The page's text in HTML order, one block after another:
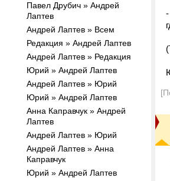
Павел Друбич » Андрей
Лаптев
Андрей Лаптев » Всем
Редакция » Андрей Лаптев
Андрей Лаптев » Редакция
Юрий » Андрей Лаптев
Андрей Лаптев » Юрий
Юрий » Андрей Лаптев
Анна Каправчук » Андрей
Лаптев
Андрей Лаптев » Юрий
Андрей Лаптев » Анна
Каправчук
Юрий » Андрей Лаптев